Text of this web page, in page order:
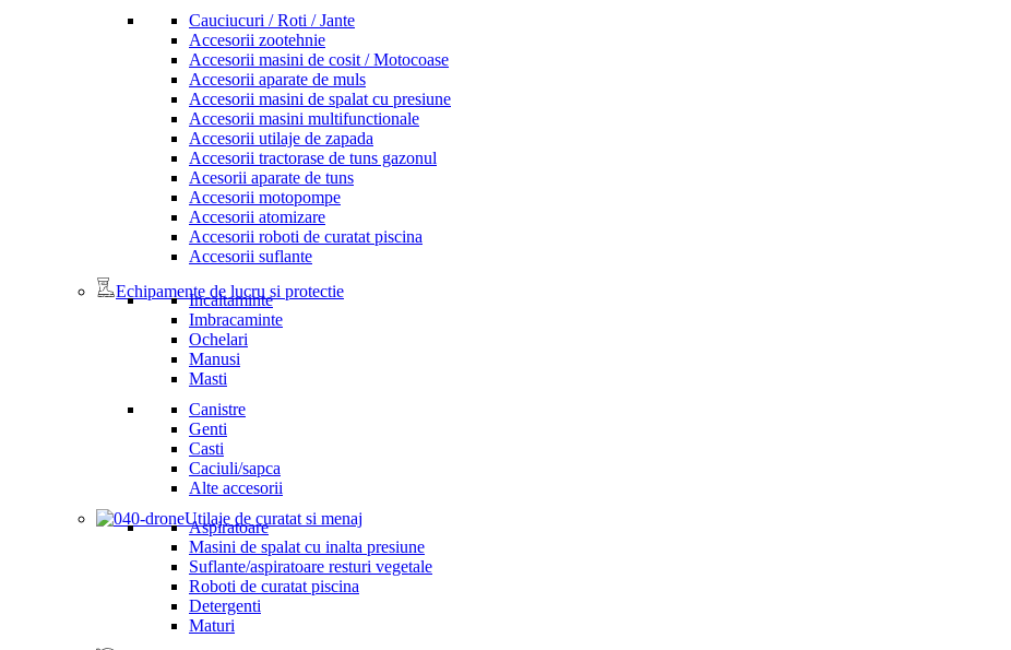
Cauciucuri / Roti / Jante
Accesorii zootehnie
Accesorii masini de cosit / Motocoase
Accesorii aparate de muls
Accesorii masini de spalat cu presiune
Accesorii masini multifunctionale
Accesorii utilaje de zapada
Accesorii tractorase de tuns gazonul
Acesorii aparate de tuns
Accesorii motopompe
Accesorii atomizare
Accesorii roboti de curatat piscina
Accesorii suflante
Echipamente de lucru si protectie
Incaltaminte
Imbracaminte
Ochelari
Manusi
Masti
Canistre
Genti
Casti
Caciuli/sapca
Alte accesorii
Utilaje de curatat si menaj
Aspiratoare
Masini de spalat cu inalta presiune
Suflante/aspiratoare resturi vegetale
Roboti de curatat piscina
Detergenti
Maturi